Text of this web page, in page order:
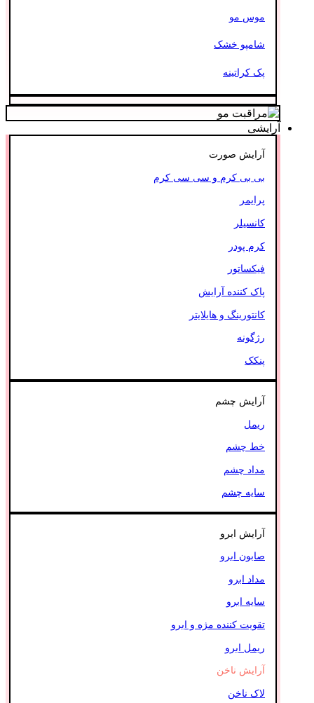
موس مو
شامپو خشک
پک کراتینه
آرایشی
آرایش صورت
بی بی کرم و سی سی کرم
پرایمر
کانسیلر
کرم پودر
فیکساتور
پاک کننده آرایش
کانتورینگ و هایلایتر
رژگونه
پنکک
آرایش چشم
ریمل
خط چشم
مداد چشم
سایه چشم
آرایش ابرو
صابون ابرو
مداد ابرو
سایه ابرو
تقویت کننده مژه و ابرو
ریمل ابرو
آرایش ناخن
لاک ناخن